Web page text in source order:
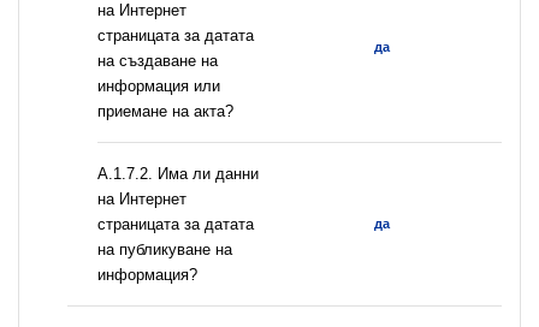
на Интернет
страницата за датата
на създаване на
информация или
приемане на акта?
да
A.1.7.2. Има ли данни
на Интернет
страницата за датата
на публикуване на
информация?
да